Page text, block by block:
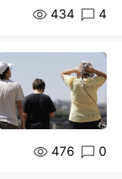
434 4
476 0